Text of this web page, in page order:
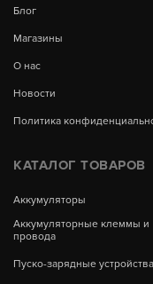
Блог
Магазины
О нас
Новости
Политика
КАТАЛОГ ТОВАРОВ
Аккумуляторы
Аккумуляторные клеммы и
провода
Пуско-зарядные устройства